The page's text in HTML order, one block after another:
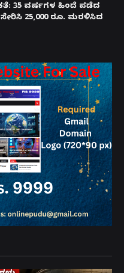
35 ವರ್ಷಗಳ ಹಿಂದೆ ಪಡೆದ
ಸೇರಿಸಿ 25,000 ರೂ. ಮರಳಿಸಿದ